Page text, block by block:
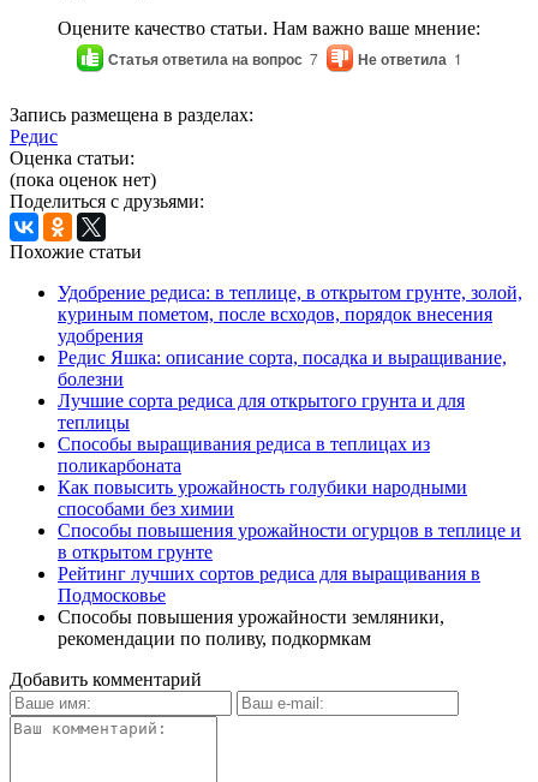
Оцените качество статьи. Нам важно ваше мнение:
Статья ответила на вопрос 7 Не ответила 1
Запись размещена в разделах:
Редис
Оценка статьи:
(пока оценок нет)
Поделиться с друзьями:
Похожие статьи
Удобрение редиса: в теплице, в открытом грунте, золой,
куриным пометом, после всходов, порядок внесения
удобрения
Редис Яшка: описание сорта, посадка и выращивание,
болезни
Лучшие сорта редиса для открытого грунта и для
теплицы
Способы выращивания редиса в теплицах из
поликарбоната
Как повысить урожайность голубики народными
способами без химии
Способы повышения урожайности огурцов в теплице и
в открытом грунте
Рейтинг лучших сортов редиса для выращивания в
Подмосковье
Способы повышения урожайности земляники,
рекомендации по поливу, подкормкам
Добавить комментарий